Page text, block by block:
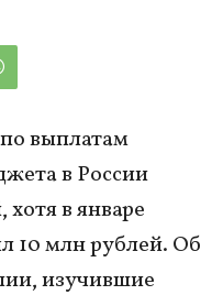
выплатам
в России
в январе
10 млн рублей. Об
изучившие